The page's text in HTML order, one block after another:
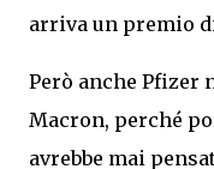
arriva un premio
Però anche Pfizer
Macron, perché
avrebbe mai